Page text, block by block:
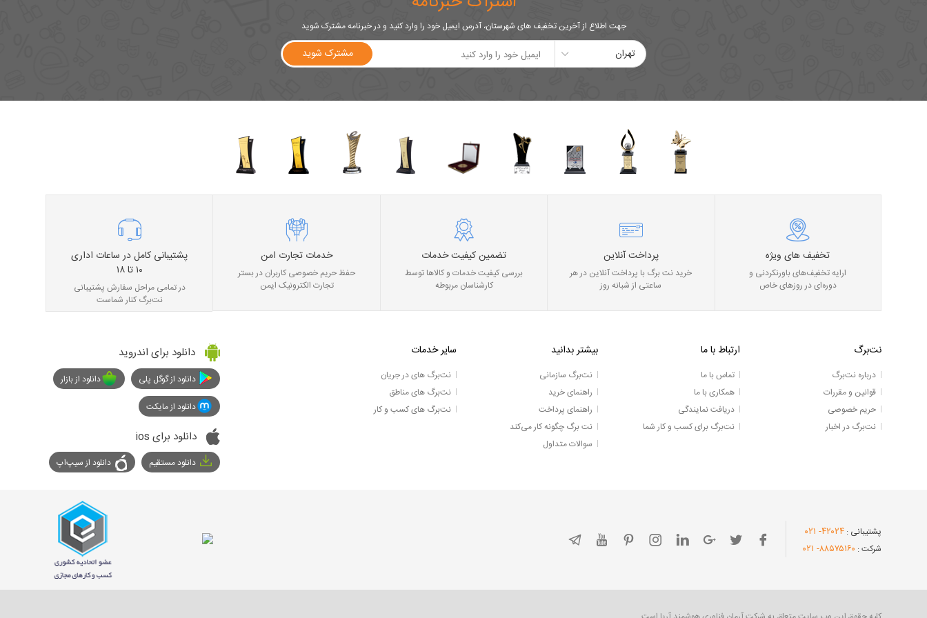
جهت اطلاع از آخرین تخفیف های شهرستان، آدرس ایمیل خود را وارد کنید و در خبرنامه مشترک شوید
تهران مشترک شوید
تخفیف های ویژه
ارایه تخفیف‌های باورنکردنی و
دوره‌ای در روز‌های خاص
پرداخت آنلاین
خرید نت برگ با پرداخت آنلاین در هر
ساعتی از شبانه روز
تضمین کیفیت خدمات
بررسی کیفیت خدمات و کالاها توسط
کارشناسان مربوطه
خدمات تجارت امن
حفظ حریم خصوصی کاربران در بستر
تجارت الکترونیک ایمن
پشتیبانی کامل در ساعات اداری
۱۰ تا ۱۸
در تمامی مراحل سفارش پشتیبانی
نت‌برگ کنار شماست
دانلود برای اندروید
دانلود از گوگل پلی
دانلود از بازار
دانلود از مایکت
دانلود برای ios
دانلود مستقیم دانلود از سیپ‌اپ
نت‌برگ
درباره نت‌برگ
قوانین و مقررات
حریم خصوصی
نت‌برگ در اخبار
ارتباط با ما
تماس با ما
همکاری با ما
دریافت نمایندگی
نت‌برگ برای کسب و کار شما
بیشتر بدانید
نت‌برگ سازمانی
راهنمای خرید
راهنمای پرداخت
نت برگ چگونه کار می‌کند
سوالات متداول
سایر خدمات
نت‌برگ های در جریان
نت‌برگ های مناطق
نت‌برگ های کسب و کار
پشتیبانی : ۴۲۰۲۴- ۰۲۱
شرکت : ۸۸۵۷۵۱۶۰- ۰۲۱